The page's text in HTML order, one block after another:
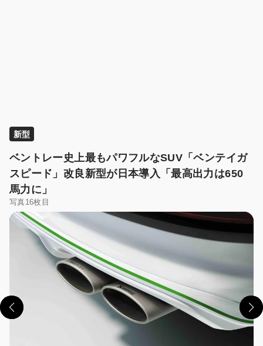
新型
ベントレー史上最もパワフルなSUV「ベンテイガ
スピード」改良新型が日本導入「最高出力は650
馬力に」
写真16枚目